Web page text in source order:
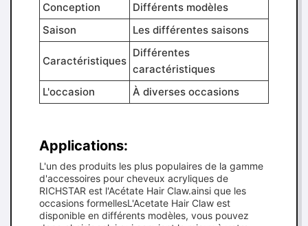
Conception
Différents modèles
Saison
Les différentes saisons
Caractéristiques
Différentes
caractéristiques
L'occasion
À diverses occasions
Applications:
L'un des produits les plus populaires de la gamme
d'accessoires pour cheveux acryliques de
RICHSTAR est l'Acétate Hair Claw.ainsi que les
occasions formellesL'Acetate Hair Claw est
disponible en différents modèles, vous pouvez